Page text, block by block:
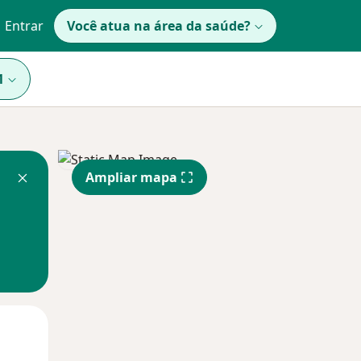
Entrar Você atua na área da saúde?
Ampliar mapa